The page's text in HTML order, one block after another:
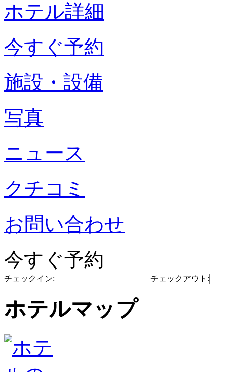
ホテル詳細
今すぐ予約
施設・設備
写真
ニュース
クチコミ
お問い合わせ
今すぐ予約
チェックイン: チェックアウト:
ホテルマップ